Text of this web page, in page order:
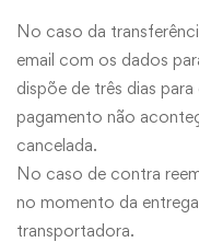
No caso da
email com os dados
dispõe de três dias
pagamento não
cancelada.
No caso de contra
no momento da
transportadora.